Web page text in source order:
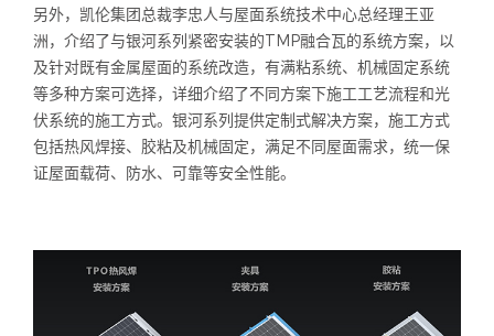
另外，凯伦集团总裁李忠人与屋面系统技术中心总经理王亚
洲，介绍了与银河系列紧密安装的TMP融合瓦的系统方案，以
及针对既有金属屋面的系统改造，有满粘系统、机械固定系统
等多种方案可选择，详细介绍了不同方案下施工工艺流程和光
伏系统的施工方式。银河系列提供定制式解决方案，施工方式
包括热风焊接、胶粘及机械固定，满足不同屋面需求，统一保
证屋面载荷、防水、可靠等安全性能。